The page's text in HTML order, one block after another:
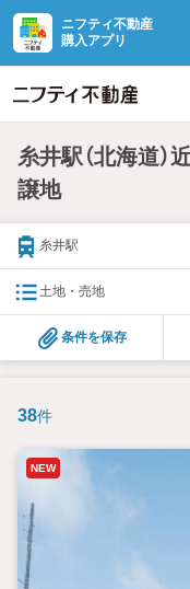
ニフティ不動産
購入アプリ
糸井駅（北海道
譲地
糸井駅
土地・売地
条件を保存
38件
NEW